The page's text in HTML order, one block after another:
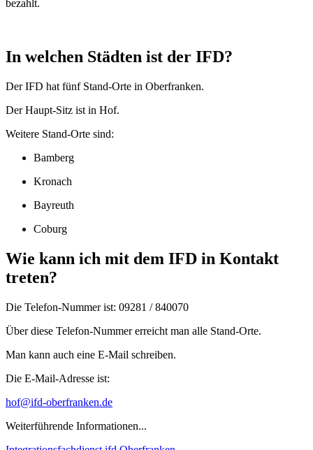
bezahlt.
In welchen Städten ist der IFD?
Der IFD hat fünf Stand-Orte in Oberfranken.
Der Haupt-Sitz ist in Hof.
Weitere Stand-Orte sind:
Bamberg
Kronach
Bayreuth
Coburg
Wie kann ich mit dem IFD in Kontakt
treten?
Die Telefon-Nummer ist: 09281 / 840070
Über diese Telefon-Nummer erreicht man alle Stand-Orte.
Man kann auch eine E-Mail schreiben.
Die E-Mail-Adresse ist:
hof@ifd-oberfranken.de
Weiterführende Informationen...